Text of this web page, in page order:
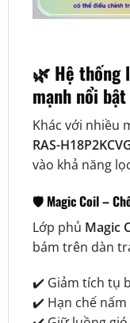
🌿 Hệ thống
mạnh nổi bật
Khác với nhiều
RAS-
vào khả năng
🛡️ Magic Coil –
Lớp phủ Magic
bám trên dàn
✔️ Giảm tích tụ
✔️ Hạn chế nấm